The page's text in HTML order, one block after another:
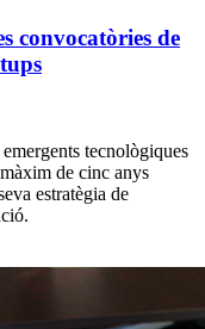
convocatòries de
tecnològiques
de cinc anys
estratègia de